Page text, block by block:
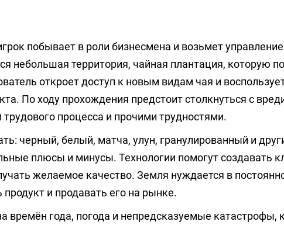
побывает в роли бизнесмена и возьмет
небольшая территория, чайная плантация, которую
откроет доступ к новым видам чая и
По ходу прохождения предстоит столкнуться с
процесса и прочими трудностями.
черный, белый, матча, улун, гранулированный и
плюсы и минусы. Технологии помогут создавать
желаемое качество. Земля нуждается в
и продавать его на рынке.
времён года, погода и непредсказуемые катастрофы,